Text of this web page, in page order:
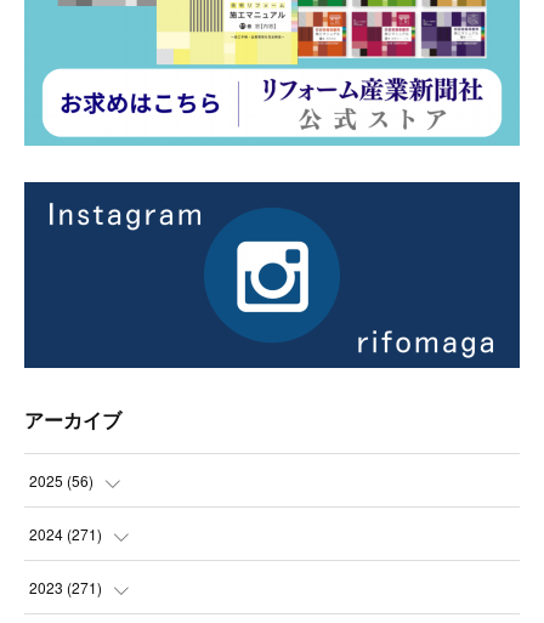
アーカイブ
2025 (56)
(14
(21
2024 (271)
(21
2023 (271)